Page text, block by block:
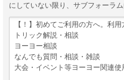
にしていない限り、サブフォーラ